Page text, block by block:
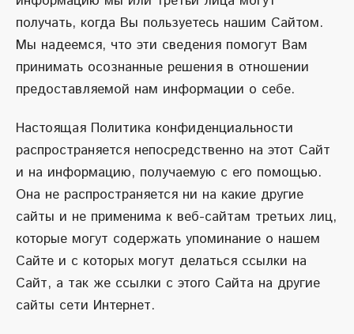
получать, когда Вы пользуетесь нашим Сайтом.
Мы надеемся, что эти сведения помогут Вам
принимать осознанные решения в отношении
предоставляемой нам информации о себе.
Настоящая Политика конфиденциальности
распространяется непосредственно на этот Сайт
и на информацию, получаемую с его помощью.
Она не распространяется ни на какие другие
сайты и не применима к веб-сайтам третьих лиц,
которые могут содержать упоминание о нашем
Сайте и с которых могут делаться ссылки на
Сайт, а так же ссылки с этого Сайта на другие
сайты сети Интернет.